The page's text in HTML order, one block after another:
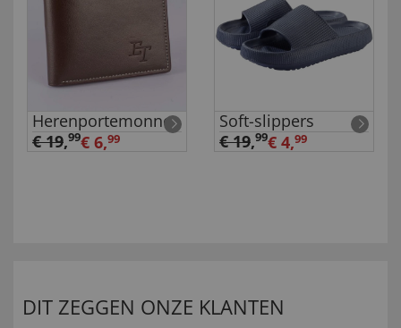
Herenportemonnee
€ 19,99€ 6,99
Soft-slippers
€ 19,99€ 4,99
DIT ZEGGEN ONZE KLANTEN